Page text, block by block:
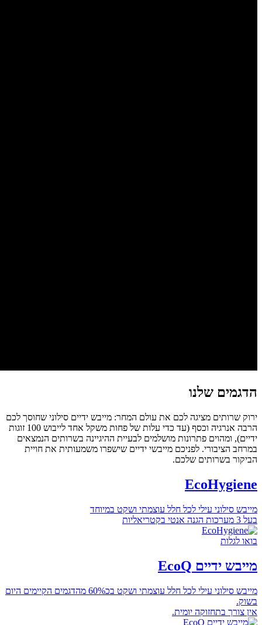
הדגמים שלנו
ירוק שרותים מציגה לכם את עולם המחר: מייבש ידיים סילוני שחוסך לכם
הרבה אנרגיה וכסף (עד כדי עלות של פחות משקל אחד לייבוש 100 זוגות
ידיים), ומהוים פתרונות מושלמים לבעיית ההיגיינה בשרותים הנמצאים
במרחב הציבורי. לפניכם מייבשי ידיים שישפרו משמעותית את חויית
הביקור בשרותים שלכם.
EcoHygiene
מייבש סילוני עילי לכל חלל עוצמתי ושקט במיוחד
בעל 3 מערכות הגנה אנטי בקטריאליות
בואו לגלות
מייבש ידיים EcoQ
מייבש סילוני עילי לכל חלל עוצמתי ושקט בכ60% מהדגמים הקיימים היום
בשוק.
אין צורך בתחזוקה יומית.